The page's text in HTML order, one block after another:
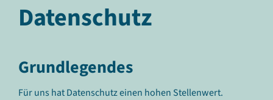
Datenschutz
Grundlegendes
Für uns hat Datenschutz einen hohen Stellenwert.